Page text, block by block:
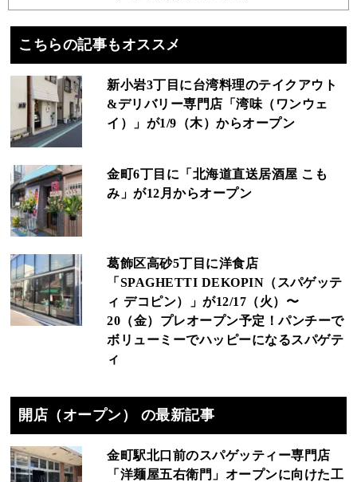
こちらの記事もオススメ
新小岩3丁目に台湾料理のテイクアウト
&デリバリー専門店「湾味（ワンウェ
イ）」が1/9（木）からオープン
金町6丁目に「北海道直送居酒屋 こも
み」が12月からオープン
葛飾区高砂5丁目に洋食店
「SPAGHETTI DEKOPIN（スパゲッテ
ィ デコピン）」が12/17（火）〜
20（金）プレオープン予定！パンチーで
ボリューミーでハッピーになるスパゲテ
ィ
開店（オープン） の最新記事
金町駅北口前のスパゲッティー専門店
「洋麺屋五右衛門」オープンに向けた工